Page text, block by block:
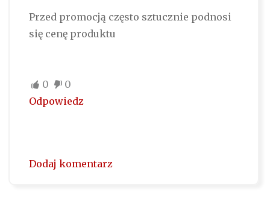
Przed promocją często sztucznie podnosi
się cenę produktu
0
0
Odpowiedz
Dodaj komentarz